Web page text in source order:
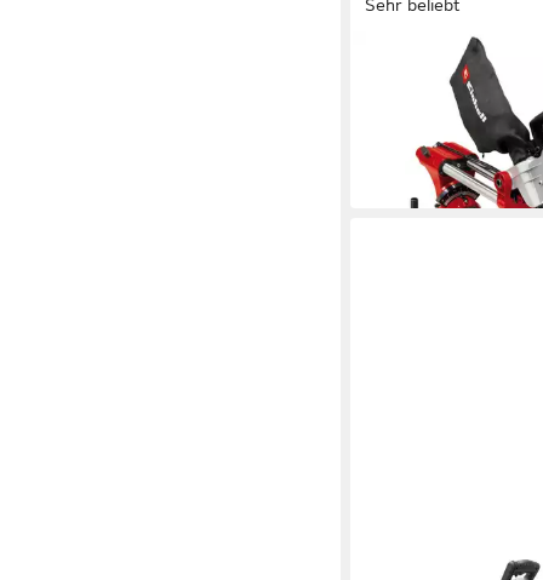
Sehr beliebt
Zug-, Kapp- und
SM 2131/1 Dual
UVP 179,95 €
am nächsten Werktag bei